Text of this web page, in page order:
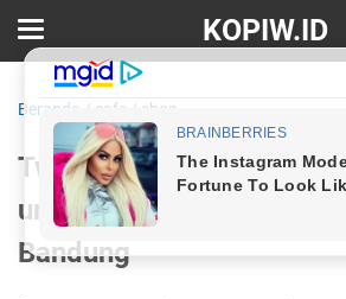
KOPIW.ID
Beranda / cafe / shop
Two Cents Coffee:
untuk Pecinta Kopi dan
Bandung